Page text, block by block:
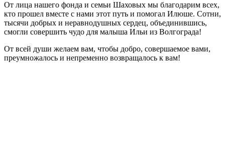
От лица нашего фонда и семьи Шаховых мы благодарим всех,
кто прошел вместе с нами этот путь и помогал Илюше. Сотни,
тысячи добрых и неравнодушных сердец, объединившись,
смогли совершить чудо для малыша Ильи из Волгограда!
От всей души желаем вам, чтобы добро, совершаемое вами,
преумножалось и непременно возвращалось к вам!